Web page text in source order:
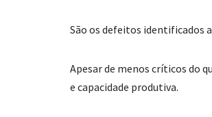
São os defeitos identificados
Apesar de menos críticos do
e capacidade produtiva.